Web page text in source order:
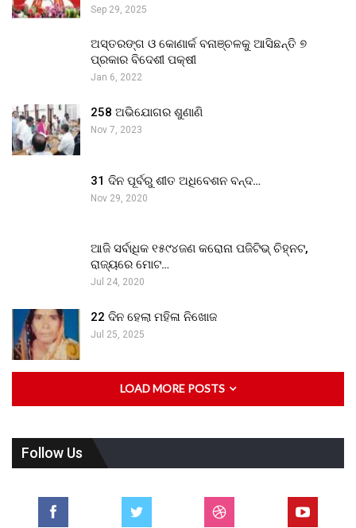
Sep 29, 2025
ଅସ୍ତରଙ୍ଗ ଓ କୋଣାର୍କ ବନାଞ୍ଚଳକୁ ଆସିଛନ୍ତି ୭
ପ୍ରକାର ବିଦେଶୀ ପକ୍ଷୀ
Jan 6, 2022
258 ଅଭିଯୋଗର ଶୁଣାଣି
Nov 7, 2023
31 ଦିନ ପୂର୍ବରୁ ଶୀତ ଅଧିବେଶନ ବନ୍ଦ…
Nov 29, 2020
ଆଜି ସର୍ବାଧିକ ୧୫୯୪ଜଣ କରୋନା ପଜିଟିଭ୍ ଚିହ୍ନଟ,
ରାଜ୍ୟରେ ମୋଟ…
Jul 24, 2020
22 ଦିନ ହେଲା ମହିଳା ନିଖୋଜ
Jul 25, 2025
LOAD MORE POSTS
Follow Us